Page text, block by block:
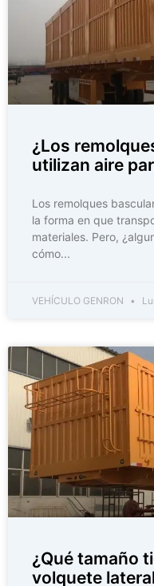
¿Los
utilizan aire
Los remolques
la forma en que
materiales. Pero,
cómo...
VEHÍCULO GENRON
¿Qué tamaño
volquete